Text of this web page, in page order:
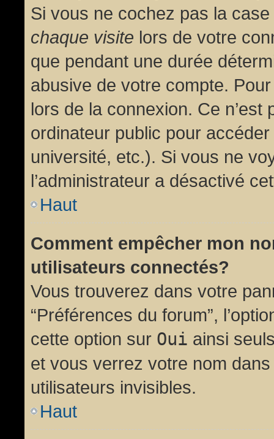
Si vous ne cochez pas la case
chaque visite lors de votre
que pendant une durée
abusive de votre compte.
lors de la connexion. Ce
ordinateur public pour
université, etc.). Si vous ne
l’administrateur a désactivé
Haut
Comment empêcher mon
utilisateurs connectés?
Vous trouverez dans votre
“Préférences du forum”,
cette option sur Oui ainsi
et vous verrez votre nom
utilisateurs invisibles.
Haut